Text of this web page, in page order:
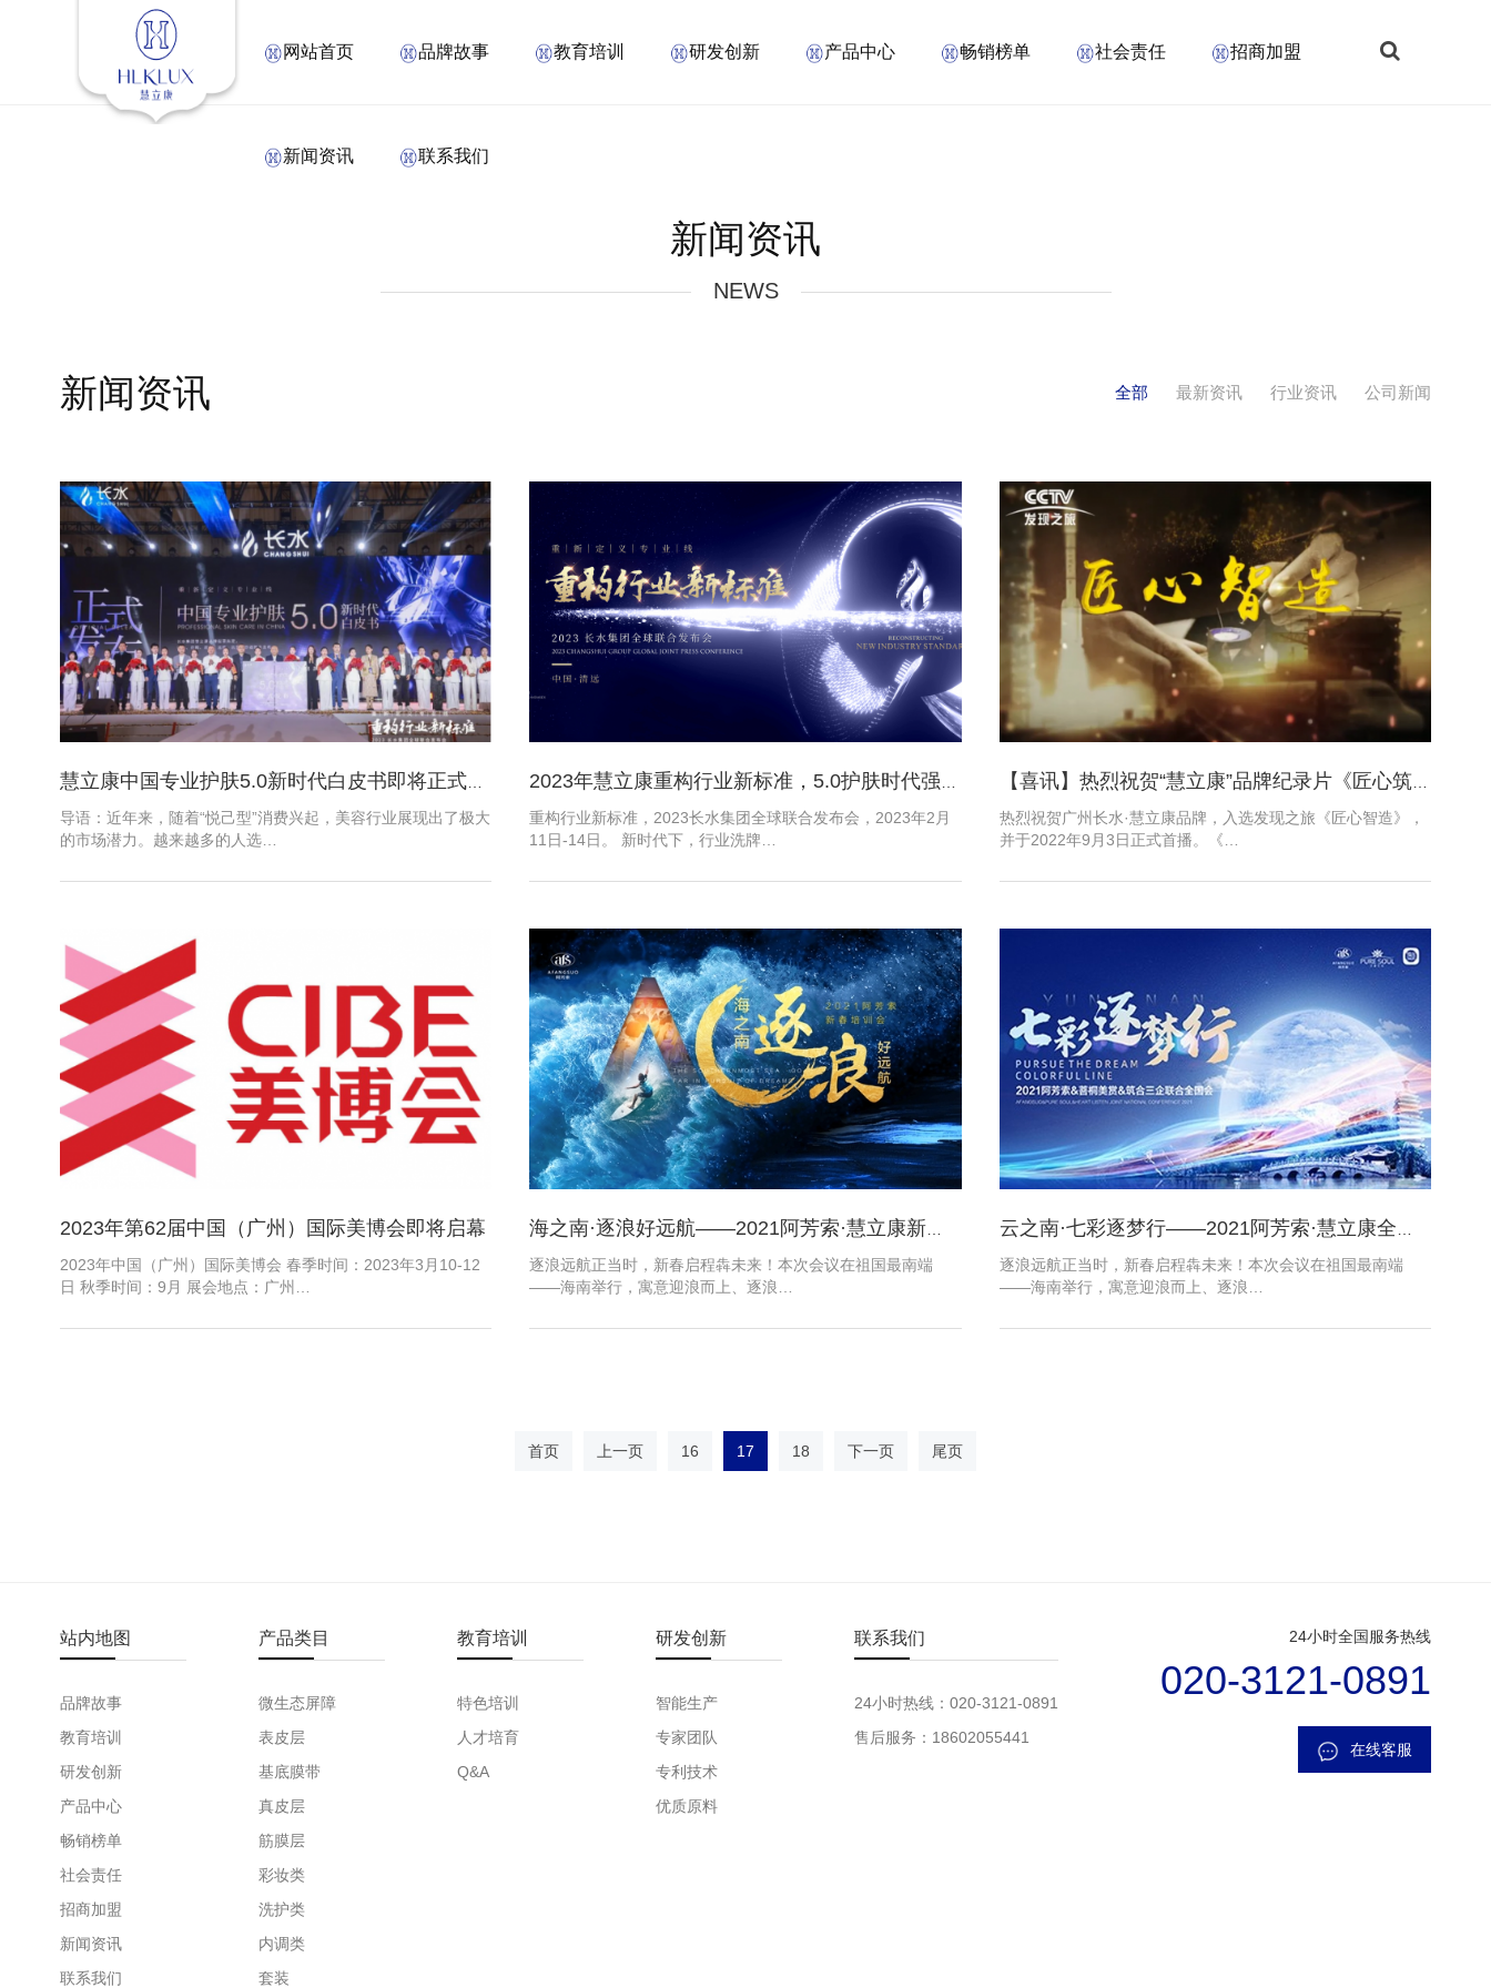
网站首页 品牌故事 教育培训 研发创新 产品中心 畅销榜单 社会责任 招商加盟
新闻资讯 联系我们
新闻资讯
NEWS
新闻资讯 全部 最新资讯 行业资讯 公司新闻
慧立康中国专业护肤5.0新时代白皮书即将正式出版
导语：近年来，随着“悦己型”消费兴起，美容行业展现出了极大
的市场潜力。越来越多的人选…
重构行业新标准，2023长水集团全球联合发布会，2023年2月
11日-14日。 新时代下，行业洗牌…
热烈祝贺广州长水·慧立康品牌，入选发现之旅《匠心智造》，
并于2022年9月3日正式首播。《…
2023年第62届中国（广州）国际美博会即将启幕
2023年中国（广州）国际美博会 春季时间：2023年3月10-12
日 秋季时间：9月 展会地点：广州…
逐浪远航正当时，新春启程犇未来！本次会议在祖国最南端
——海南举行，寓意迎浪而上、逐浪…
逐浪远航正当时，新春启程犇未来！本次会议在祖国最南端
——海南举行，寓意迎浪而上、逐浪…
首页 上一页 16 17 18 下一页 尾页
站内地图
品牌故事
教育培训
研发创新
产品中心
畅销榜单
社会责任
招商加盟
新闻资讯
联系我们
产品类目
微生态屏障
表皮层
基底膜带
真皮层
筋膜层
彩妆类
洗护类
内调类
套装
教育培训
特色培训
人才培育
Q&A
研发创新
智能生产
专家团队
专利技术
优质原料
联系我们
24小时热线：020-3121-0891
售后服务：18602055441
24小时全国服务热线
020-3121-0891
在线客服